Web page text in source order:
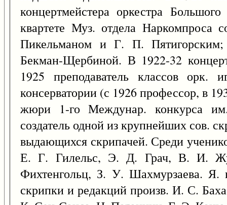
концертмейстера оркестра
квартете Муз. отдела
Пикельманом и Г. П.
Бекман-Щербиной. В 1922-32
1925 преподаватель классов
консерватории (с 1926 профессор, в
жюри 1-го Междунар. конкурса
создатель одной из крупнейших сов.
выдающихся скрипачей. Среди
Е. Г. Гилельс, Э. Д. Грач, В. И.
Фихтенгольц, З. У. Шахмурзаева. Я.
скрипки и редакций произв. И. С.